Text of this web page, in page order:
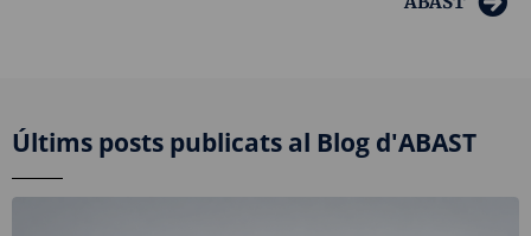
Últims posts publicats al Blog d'ABAST